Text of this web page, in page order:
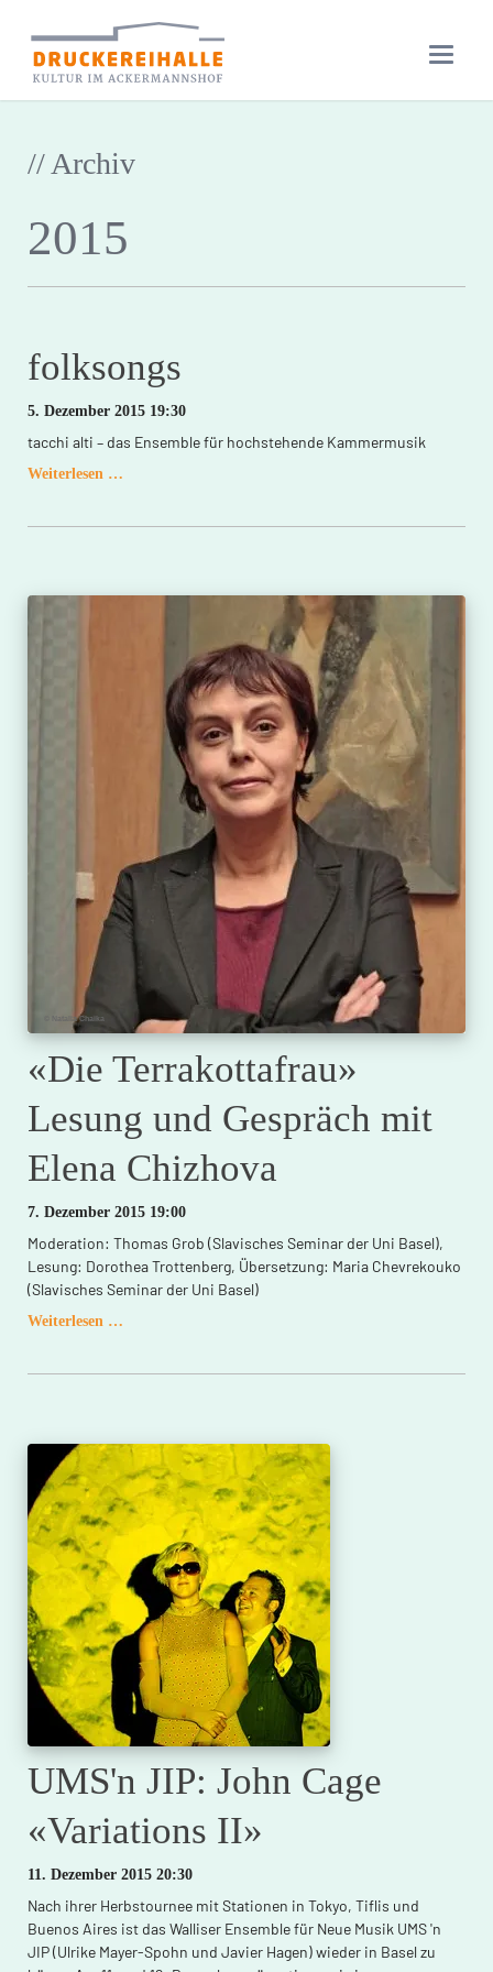
// Archiv
2015
folksongs
5. Dezember 2015 19:30
tacchi alti – das Ensemble für hochstehende Kammermusik
Weiterlesen …
«Die Terrakottafrau»
Lesung und Gespräch mit
Elena Chizhova
7. Dezember 2015 19:00
Moderation: Thomas Grob (Slavisches Seminar der Uni Basel),
Lesung: Dorothea Trottenberg, Übersetzung: Maria Chevrekouko
(Slavisches Seminar der Uni Basel)
Weiterlesen …
Elena
Chizhova
© Natalia Chaika
UMS'n JIP: John Cage
«Variations II»
11. Dezember 2015 20:30
Nach ihrer Herbstournee mit Stationen in Tokyo, Tiflis und
Buenos Aires ist das Walliser Ensemble für Neue Musik UMS 'n
JIP (Ulrike Mayer-Spohn und Javier Hagen) wieder in Basel zu